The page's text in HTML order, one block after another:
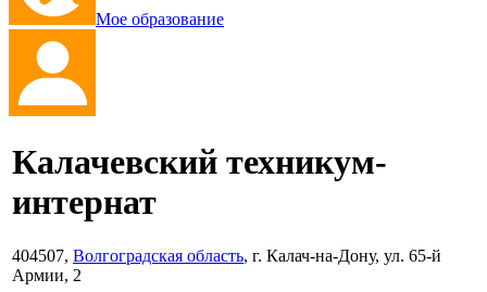
Мое образование
Калачевский техникум-
интернат
404507, Волгоградская область, г. Калач-на-Дону, ул. 65-й
Армии, 2